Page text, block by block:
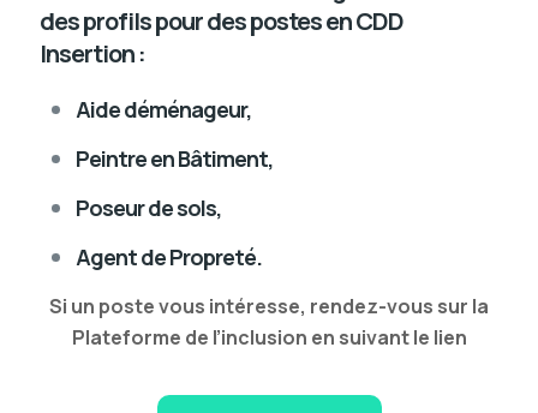
des profils pour des postes en CDD
Insertion :
Aide déménageur,
Peintre en Bâtiment,
Poseur de sols,
Agent de Propreté.
Si un poste vous intéresse, rendez-vous sur la
Plateforme de l’inclusion en suivant le lien